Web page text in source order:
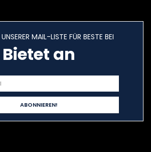
MAIL-LISTE FÜR BESTE BEI
Bietet an